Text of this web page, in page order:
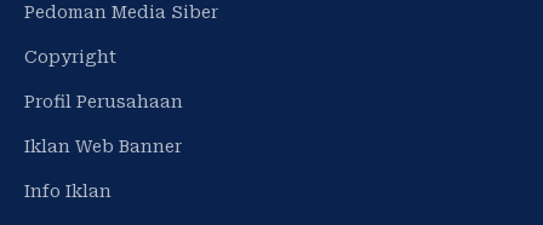
Pedoman Media Siber
Copyright
Profil Perusahaan
Iklan Web Banner
Info Iklan